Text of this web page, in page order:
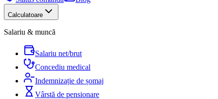
Calculatoare
Salariu & muncă
Salariu net/brut
Concediu medical
Indemnizație de șomaj
Vârstă de pensionare